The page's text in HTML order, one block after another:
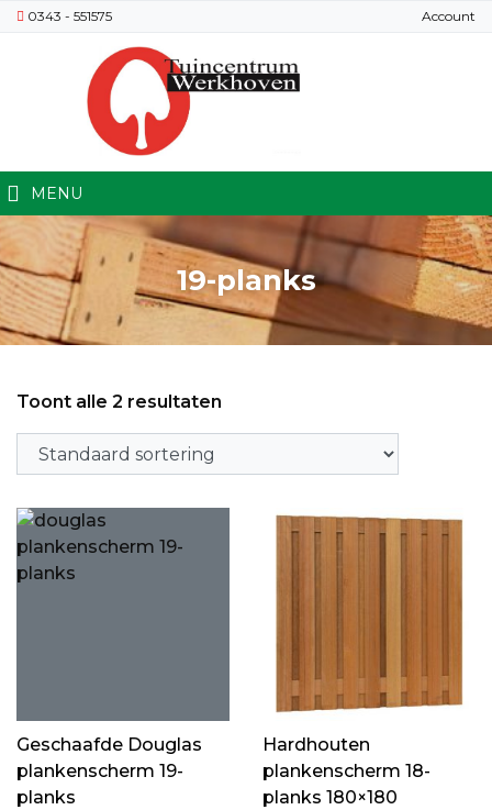
0343 - 551575 Account
MENU
19-planks
Toont alle 2 resultaten
Geschaafde Douglas
plankenscherm 19-
planks
Hardhouten
plankenscherm 18-
planks 180×180